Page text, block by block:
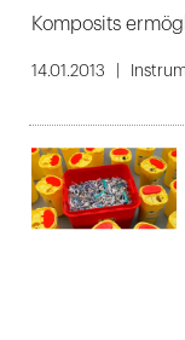
Komposits
14.01.2013